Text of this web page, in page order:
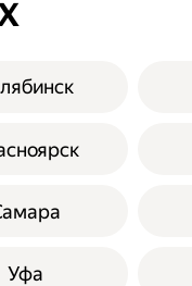
Уфа